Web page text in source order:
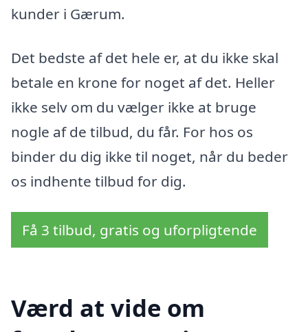
kunder i Gærum.
Det bedste af det hele er, at du ikke skal
betale en krone for noget af det. Heller
ikke selv om du vælger ikke at bruge
nogle af de tilbud, du får. For hos os
binder du dig ikke til noget, når du beder
os indhente tilbud for dig.
Få 3 tilbud, gratis og uforpligtende
Værd at vide om